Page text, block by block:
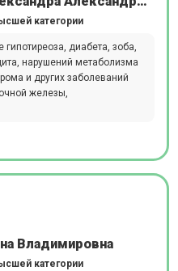
категории
диабета, зоба,
нарушений метаболизма
и других заболеваний
железы,
Владимировна
категории